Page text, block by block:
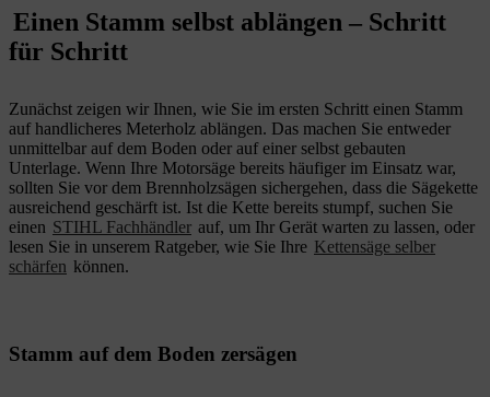
Einen Stamm selbst ablängen – Schritt
für Schritt
Zunächst zeigen wir Ihnen, wie Sie im ersten Schritt einen Stamm
auf handlicheres Meterholz ablängen. Das machen Sie entweder
unmittelbar auf dem Boden oder auf einer selbst gebauten
Unterlage. Wenn Ihre Motorsäge bereits häufiger im Einsatz war,
sollten Sie vor dem Brennholzsägen sichergehen, dass die Sägekette
ausreichend geschärft ist. Ist die Kette bereits stumpf, suchen Sie
einen STIHL Fachhändler auf, um Ihr Gerät warten zu lassen, oder
lesen Sie in unserem Ratgeber, wie Sie Ihre Kettensäge selber
schärfen können.
Stamm auf dem Boden zersägen